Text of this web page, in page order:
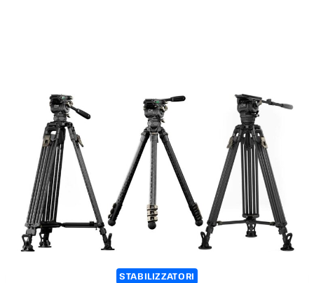
STABILIZZATORI